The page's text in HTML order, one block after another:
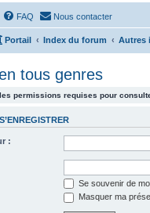
FAQ Nous contacter
Portail Index du forum Autres
tous genres
les permissions requises pour
S’ENREGISTRER
:
Se souvenir de
Masquer ma